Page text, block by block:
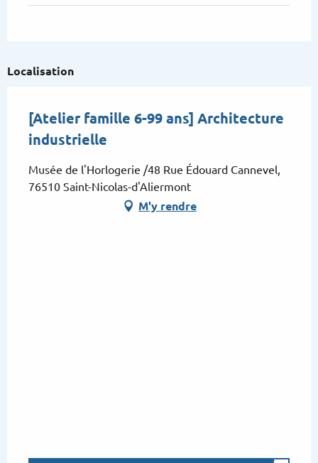
Localisation
[Atelier famille 6-99 ans] Architecture
industrielle
Musée de l'Horlogerie /48 Rue Édouard Cannevel,
76510 Saint-Nicolas-d'Aliermont
M'y rendre